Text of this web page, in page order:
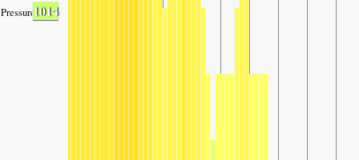
Pressure1014